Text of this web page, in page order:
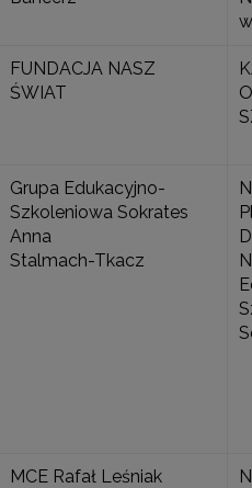
FUNDACJA NASZ
ŚWIAT
Grupa Edukacyjno-
Szkoleniowa Sokrates
Anna
Stalmach-Tkacz
MCE Rafał Leśniak